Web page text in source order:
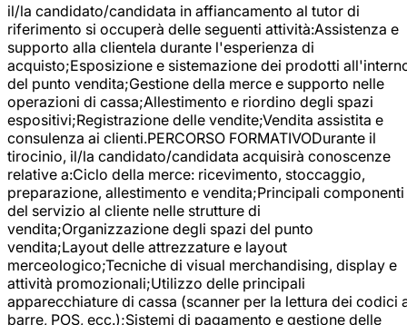
il/la candidato/candidata in affiancamento al tutor di
riferimento si occuperà delle seguenti attività:Assistenza e
supporto alla clientela durante l'esperienza di
acquisto;Esposizione e sistemazione dei prodotti
del punto vendita;Gestione della merce e supporto nelle
operazioni di cassa;Allestimento e riordino degli spazi
espositivi;Registrazione delle vendite;Vendita assistita e
consulenza ai clienti.PERCORSO FORMATIVODurante il
tirocinio, il/la candidato/candidata acquisirà conoscenze
relative a:Ciclo della merce: ricevimento, stoccaggio,
preparazione, allestimento e vendita;Principali componenti
del servizio al cliente nelle strutture di
vendita;Organizzazione degli spazi del punto
vendita;Layout delle attrezzature e layout
merceologico;Tecniche di visual merchandising, display e
attività promozionali;Utilizzo delle principali
apparecchiature di cassa (scanner per la lettura dei codici
barre, POS, ecc.);Sistemi di pagamento e gestione delle